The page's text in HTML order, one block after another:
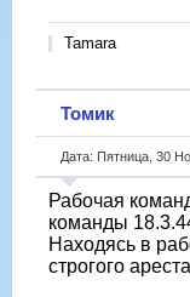
Tamara
Томик
Дата: Пятница, 30
Рабочая
команды
Находясь в
строгого